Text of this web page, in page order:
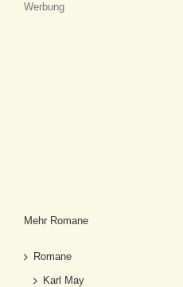
Werbung
Mehr Romane
Romane
Karl May